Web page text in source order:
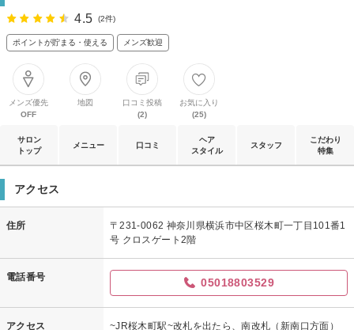
4.5 (2件)
ポイントが貯まる・使える メンズ歓迎
メンズ優先
OFF
地図
口コミ投稿
(2)
お気に入り
(25)
サロン
トップ
メニュー 口コミ
ヘア
スタイル
スタッフ
こだわり
特集
アクセス
住所
〒231-0062 神奈川県横浜市中区桜木町一丁目101番1
号 クロスゲート2階
電話番号 05018803529
アクセス
~JR桜木町駅~改札を出たら、南改札（新南口方面）